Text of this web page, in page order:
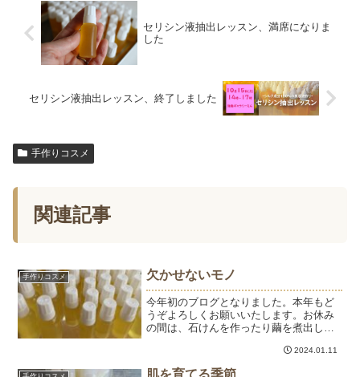
セリシン液抽出レッスン、満席になりま
した
セリシン液抽出レッスン、終了しました
手作りコスメ
関連記事
手作りコスメ 欠かせないモノ
今年初のブログとなりました。本年もど
うぞよろしくお願いいたします。お休み
の間は、石けんを作ったり繭を煮出した
た。繭から抽出するセリシン液はかれこ
れ5年以上使い続けて欠かせないモノにな
2024.01.11
肌を育てる季節